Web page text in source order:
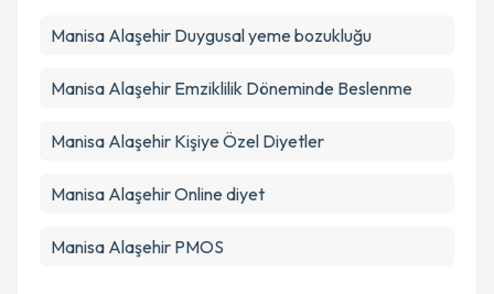
Manisa Alaşehir Duygusal yeme bozukluğu
Manisa Alaşehir Emziklilik Döneminde Beslenme
Manisa Alaşehir Kişiye Özel Diyetler
Manisa Alaşehir Online diyet
Manisa Alaşehir PMOS